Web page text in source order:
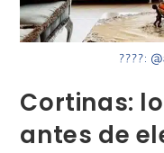
????:
Cortinas:
antes de